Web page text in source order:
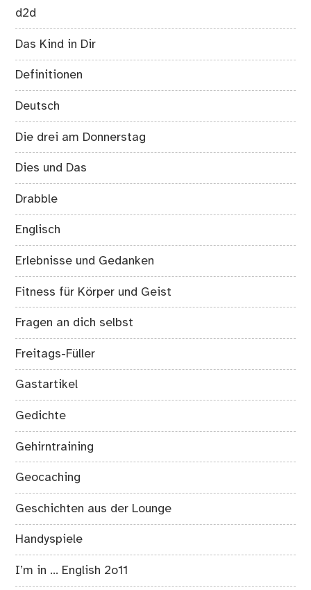
d2d
Das Kind in Dir
Definitionen
Deutsch
Die drei am Donnerstag
Dies und Das
Drabble
Englisch
Erlebnisse und Gedanken
Fitness für Körper und Geist
Fragen an dich selbst
Freitags-Füller
Gastartikel
Gedichte
Gehirntraining
Geocaching
Geschichten aus der Lounge
Handyspiele
I’m in … English 2o11